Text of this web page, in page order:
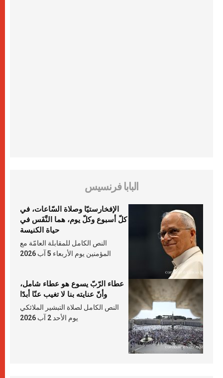
البابا فرنسيس
الإفخارستيّا وصلاة السّاعات، في
كلّ أسبوع وكلّ يوم، هما النَّفَس في
حياة الكنيسة
النص الكامل للمقابلة العامّة مع
المؤمنين يوم الأربعاء 5 آب 2026
عطاء الرّبّ يسوع هو عطاء شامل،
وأنّ عنايته بنا لا تغيب عنّا أبدًا
النص الكامل لصلاة التبشير الملائكي
يوم الأحد 2 آب 2026